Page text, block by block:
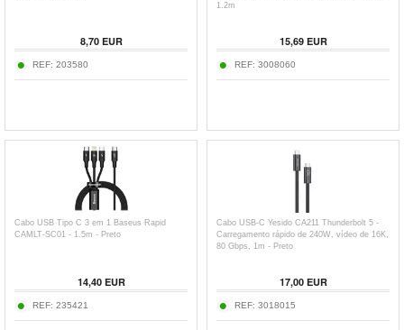
8,70EUR
REF: 203580
1.2m
15,69EUR
REF: 3008060
Cabo USB Tipo C 3 em 1 Baseus Rapid
CAMLT-SC01 - 1.5m - Preto
14,40EUR
REF: 235421
Cabo USB-C Yesido CA211 Thunderbolt 5 -
Carregamento rápido de 240W, vídeo de 16K,
80 Gbps, 1m - Preto
17,00EUR
REF: 3018015